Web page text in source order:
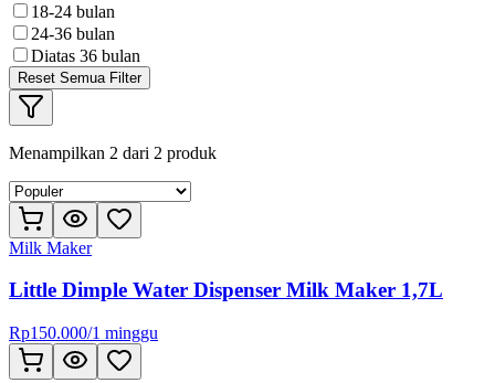
18-24 bulan
24-36 bulan
Diatas 36 bulan
Reset Semua Filter
Menampilkan 2 dari 2 produk
Milk Maker
Little Dimple Water Dispenser Milk Maker 1,7L
Rp150.000/1 minggu